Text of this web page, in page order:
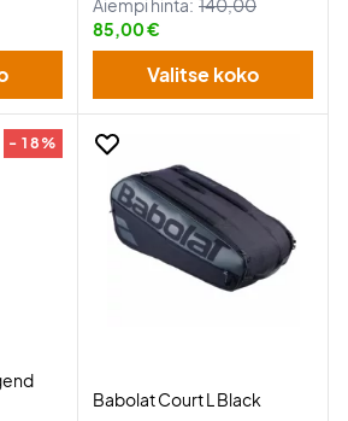
Aiempi hinta: 140,00
85,00 €
Valitse koko
- 18%
Babolat Court L Black